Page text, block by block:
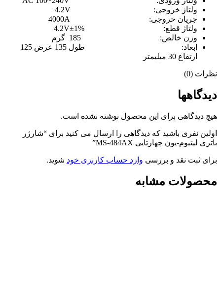
ولتاژ خروجی: 4.2V
جریان خروجی: 4000A
ولتاژ قطع: 4.2V±1%
وزن خالص: 185 گرم
ابعاد: طول 135 عرض 125
ارتفاع 30 میلیمتر
نظرات (0)
دیدگاهها
هیچ دیدگاهی برای این محصول نوشته نشده است.
اولین نفری باشید که دیدگاهی را ارسال می کنید برای “شارژر
باتری لیتیوم-یون چهارتایی MS-484AX”
برای ثبت نقد و بررسی وارد حساب کاربری خود شوید.
محصولات مشابه